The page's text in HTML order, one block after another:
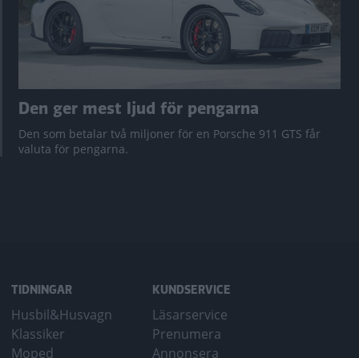
Den ger mest ljud för pengarna
Den som betalar två miljoner för en Porsche 911 GTS får
valuta för pengarna.
TIDNINGAR
Husbil&Husvagn
Klassiker
Moped
KUNDSERVICE
Läsarservice
Prenumera
Annonsera